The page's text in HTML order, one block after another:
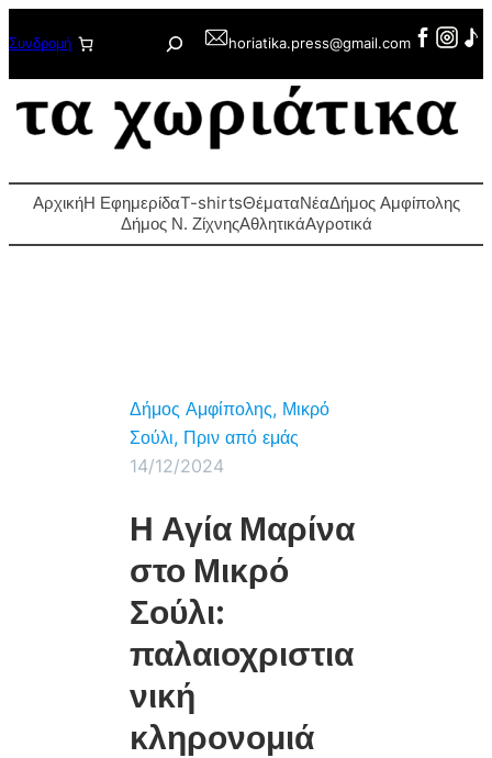
στο
περιεχόμενο
Συνδρομή Αναζήτησηhoriatika.press@gmail.com
ΑρχικήΗ ΕφημερίδαT-shirtsΘέματαΝέαΔήμος Αμφίπολης
Δήμος Ν. ΖίχνηςΑθλητικάΑγροτικά
Δήμος Αμφίπολης, Μικρό
Σούλι, Πριν από εμάς
14/12/2024
Η Αγία Μαρίνα
στο Μικρό
Σούλι:
παλαιοχριστια
νική
κληρονομιά